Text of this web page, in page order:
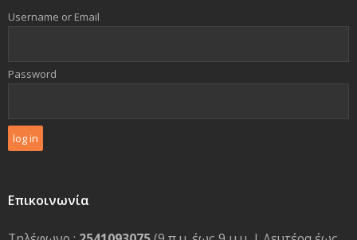
Username or Email
Password
Επικοινωνία